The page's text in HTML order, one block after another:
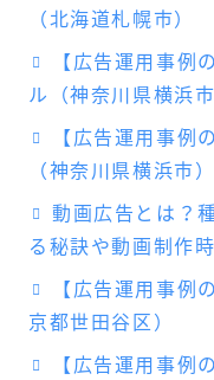
（北海道札幌市）
【広告運用事
ル（神奈川県横浜市
【広告運用事
（神奈川県横浜市）
動画広告とは？
る秘訣や動画制作
【広告運用事
京都世田谷区）
【広告運用事